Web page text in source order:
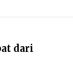
dari